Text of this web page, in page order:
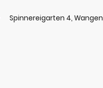
Spinnereigarten 4, Wangen